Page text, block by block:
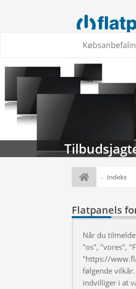
Indeks
Flatpanels
Når du
"os", "vores",
"https://
følgende
indvilliger i at